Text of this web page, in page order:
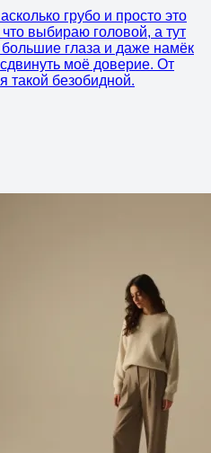
грубо и просто это
выбираю головой, а тут
глаза и даже намёк
моё доверие. От
такой безобидной.